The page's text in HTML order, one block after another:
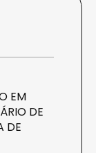
EM
DE
DE